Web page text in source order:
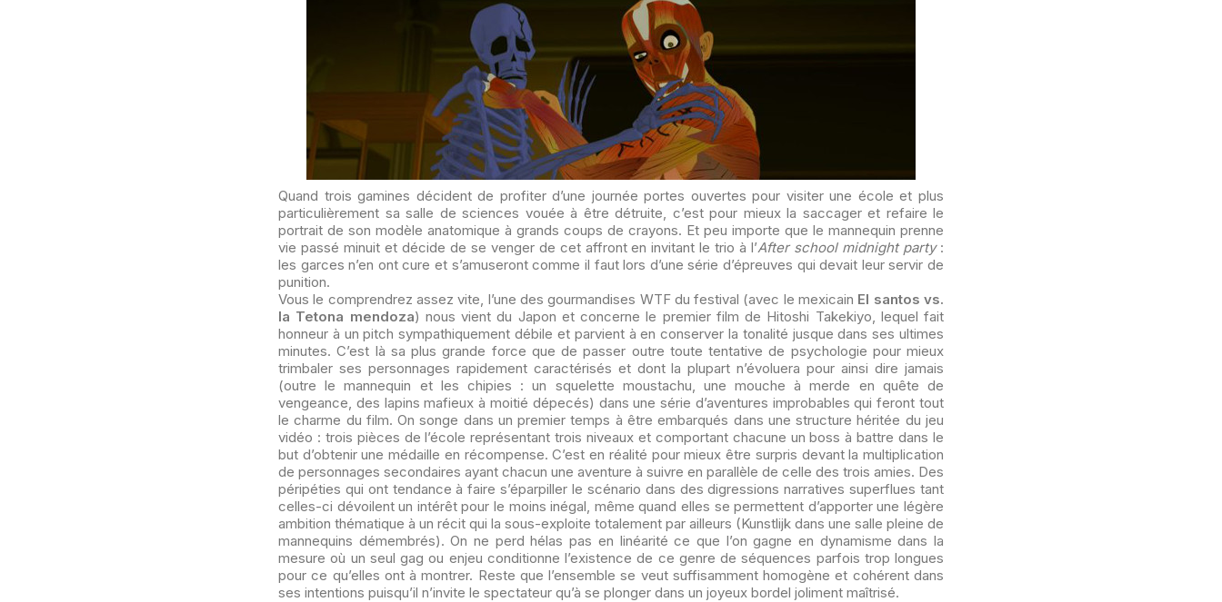
Quand trois gamines décident de profiter d’une journée portes ouvertes pour visiter une école et plus
particulièrement sa salle de sciences vouée à être détruite, c’est pour mieux la saccager et refaire le
portrait de son modèle anatomique à grands coups de crayons. Et peu importe que le mannequin prenne
vie passé minuit et décide de se venger de cet affront en invitant le trio à l’After school midnight party:
les garces n’en ont cure et s’amuseront comme il faut lors d’une série d’épreuves qui devait leur servir de
punition.
Vous le comprendrez assez vite, l’une des gourmandises WTF du festival (avec le mexicain El santos vs.
la Tetona mendoza) nous vient du Japon et concerne le premier film de Hitoshi Takekiyo, lequel fait
honneur à un pitch sympathiquement débile et parvient à en conserver la tonalité jusque dans ses ultimes
minutes. C’est là sa plus grande force que de passer outre toute tentative de psychologie pour mieux
trimbaler ses personnages rapidement caractérisés et dont la plupart n’évoluera pour ainsi dire jamais
(outre le mannequin et les chipies : un squelette moustachu, une mouche à merde en quête de
vengeance, des lapins mafieux à moitié dépecés) dans une série d’aventures improbables qui feront tout
le charme du film. On songe dans un premier temps à être embarqués dans une structure héritée du jeu
vidéo : trois pièces de l’école représentant trois niveaux et comportant chacune un boss à battre dans le
but d’obtenir une médaille en récompense. C’est en réalité pour mieux être surpris devant la multiplication
de personnages secondaires ayant chacun une aventure à suivre en parallèle de celle des trois amies. Des
péripéties qui ont tendance à faire s’éparpiller le scénario dans des digressions narratives superflues tant
celles-ci dévoilent un intérêt pour le moins inégal, même quand elles se permettent d’apporter une légère
ambition thématique à un récit qui la sous-exploite totalement par ailleurs (Kunstlijk dans une salle pleine de
mannequins démembrés). On ne perd hélas pas en linéarité ce que l’on gagne en dynamisme dans la
mesure où un seul gag ou enjeu conditionne l’existence de ce genre de séquences parfois trop longues
pour ce qu’elles ont à montrer. Reste que l’ensemble se veut suffisamment homogène et cohérent dans
ses intentions puisqu’il n’invite le spectateur qu’à se plonger dans un joyeux bordel joliment maîtrisé.